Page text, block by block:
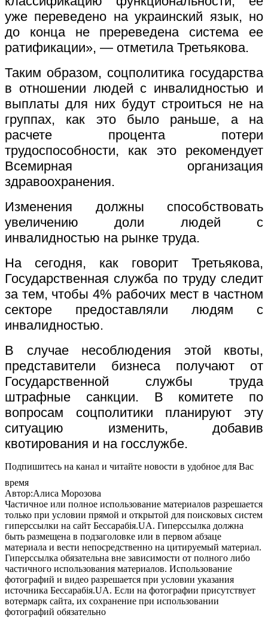
уже переведено на украинский язык, но
до конца не пререведена система ее
ратификации», — отметила Третьякова.
Таким образом, соцполитика государства
в отношении людей с инвалидностью и
выплаты для них будут строиться не на
группах, как это было раньше, а на
расчете процента потери
трудоспособности, как это рекомендует
Всемирная организация
здравоохранения.
Изменения должны способствовать
увеличению доли людей с
инвалидностью на рынке труда.
На сегодня, как говорит Третьякова,
Государственная служба по труду следит
за тем, чтобы 4% рабочих мест в частном
секторе предоставляли людям с
инвалидностью.
В случае несоблюдения этой квоты,
представители бизнеса получают от
Государственной службы труда
штрафные санкции. В комитете по
вопросам соцполитики планируют эту
ситуацию изменить, добавив
квотирования и на госслужбе.
Подпишитесь на канал и читайте новости в удобное для Вас
время
Автор:Алиса Морозова
Частичное или полное использование материалов разрешается
только при условии прямой и открытой для поисковых систем
гиперссылки на сайт Бессарабія.UA. Гиперссылка должна
быть размещена в подзаголовке или в первом абзаце
материала и вести непосредственно на цитируемый материал.
Гиперссылка обязательна вне зависимости от полного либо
частичного использования материалов. Использование
фотографий и видео разрешается при условии указания
источника Бессарабія.UA. Если на фотографии присутствует
вотермарк сайта, их сохранение при использовании
фотографий обязательно